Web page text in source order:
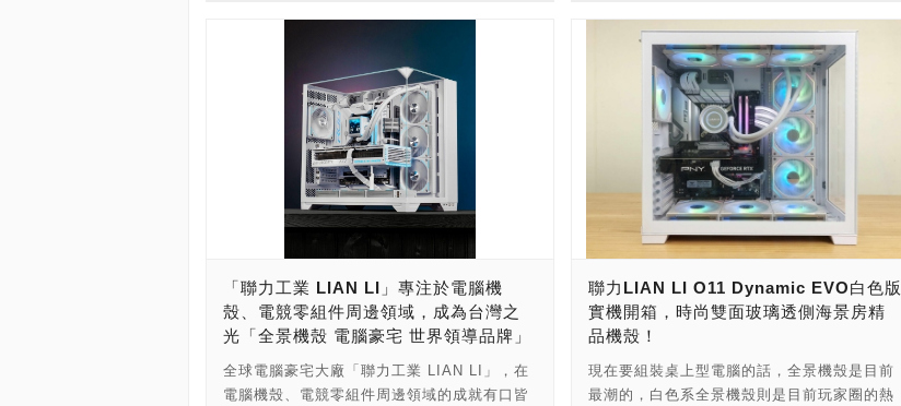
藝，金屬質感細膩，霧面透光圈，透出的光溫
柔魔幻，點綴金屬外殼。 TF2-360的大亮點就
是高亮度、高解析度的TFT IPS廣角液晶螢
幕，重力自適應螢幕讓畫面顯示方向保持正
確，2.1吋的大小有達480*480dpi的解析度，
使用軟控隨時清楚的檢測與監控電腦各項硬體
狀態，並且有內建8種具設計感的不同顯示主
題可以選擇，也可以自行設定播放圖片、gif或
影片，支援多種檔案格式，軟控自定義螢幕自
由度高，不無聊。 TF2-360腳位支援Intel
LGA1700/1200/115X/2011及AMD
AM4/AM5，內附扣具，安裝方便也容易，並
且臺灣代理 6年保固，漏液賠償、保內換新。
TF2-360裝機實拍 喬思伯 TF2-360 裸排 搶先
Jonsbo」，這次也帶來了適合AI PC應用的精
品機殼。由於這波AI PC改朝換代，將會是迎
來海景房的黎明時刻，用戶將會開始使用玻璃
透側機殼，以打造電腦豪宅方式來重新添購主
機，加上智慧家庭崛起，小型化高質感的高顏
值機殼雀屏中選，最適合這樣的應用。 同時，
為了打造海景房，應用在AI PC，採用兼具高
顏值與高效能的散熱方式，已經躍居主流。
「喬思伯 Jonsbo」則提供了顏值散熱解決方
案，顏值空冷散熱器大軍全員到齊，薄型適合
迷你電腦的ARGB空冷散熱器，塔式單風扇主
流型ARGB空冷散熱器，塔式雙風扇強效型
ARGB空冷散熱器。顏值一體式水冷散熱器也
連袂登場，提供了全系列240、360尺寸解決方
案，搭配ARGB炫光，300W解熱高效能，液
晶螢幕水冷頭，以及搭載了無限鏡模組風扇設
泵，如寶石一般的外觀，以及配備的轉速高達
120mm Metal Pro 12 風扇，確保
HyperFlow ARGB 擁有強大的冷卻性能，能
以優雅的姿態輕鬆應對 Intel 和 AMD 的
CPU。HyperFlow ARGB 還配有預安裝的風
扇、散熱膏，以及預連接的 7 針短線，使電線
管理和安裝變得極為簡單輕鬆。此外，它還提
供超越業界標準的 6 年保固服務，讓用戶購買
以及使用得更加放心 HyperFlow 的水泵經過
精密設計，即使在壓力下也能高效地快速冷卻
你的CPU，最高轉速可達 3100RPM，迅速散
熱，性能卓越。有如寶石般的外觀，為你的機
箱增添了一份優雅與精緻。高度只有 53mm，
不僅外觀低調，而且運行噪音最高只有 28
dB(A)，在運作時非常地安靜。 HyperFlow 的
從外觀到性能都升等，推出了6導管、55層鰭
片、 TDP 230W且散熱面積達2970 cm² 的
CR1000 V2 PRO。 採用了一體式頂蓋，搭配
碳纖維紋理與Jonsbo特有的多層次無限鏡
(Mugen Edition)，風扇也同樣採用精緻的無
限鏡軸心，與頂部雙梯形設計互相呼應，整體
簡約，不失細節與深邃的質感，帶來無死角的
殼內炫光效果。高度僅 154mm，相容主流中
塔式機殼。 CR1000 V2 PRO 擁有6根鍍鎳的
散熱導管，抗氧化，使效能經久不衰，導管特
殊排列方式，散熱效能提升25%，TDP達
230W，全新的貫穿式扣具緊密貼合CPU，傳
熱無阻，穩定性高，體積小巧，散熱器本體偏
移設計不會與記憶體發生衝突，可更好的展示
記憶體。 12cm的風扇使用高轉速又靜音的鐮
刀型扇葉，轉速 600-1500RPM，9葉刀帶來
「聯力工業 LIAN LI」專注於電腦機
殼、電競零組件周邊領域，成為台灣之
光「全景機殼 電腦豪宅 世界領導品牌」
全球電腦豪宅大廠「聯力工業 LIAN LI」，在
電腦機殼、電競零組件周邊領域的成就有口皆
聯力LIAN LI O11 Dynamic EVO白色版
實機開箱，時尚雙面玻璃透側海景房精
品機殼！
現在要組裝桌上型電腦的話，全景機殼是目前
最潮的，白色系全景機殼則是目前玩家圈的熱